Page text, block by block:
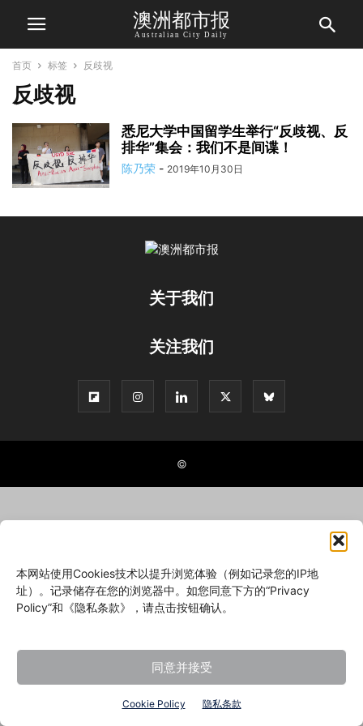
本网站使用Cookies技术以提升浏览体验（例如记录您的IP地
址）。记录储存在您的浏览器中。如您同意下方的“Privacy
Policy”和《隐私条款》，请点击按钮确认。
同意并接受
Cookie Policy 隐私条款
澳洲都市报
Australian City Daily
首页 标签 反歧视
反歧视
悉尼大学中国留学生举行“反歧视、反
排华”集会：我们不是间谍！
陈乃荣 - 2019年10月30日
关于我们
关注我们
©